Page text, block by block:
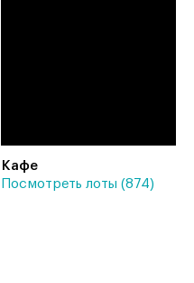
Кафе
Посмотреть лоты (874)